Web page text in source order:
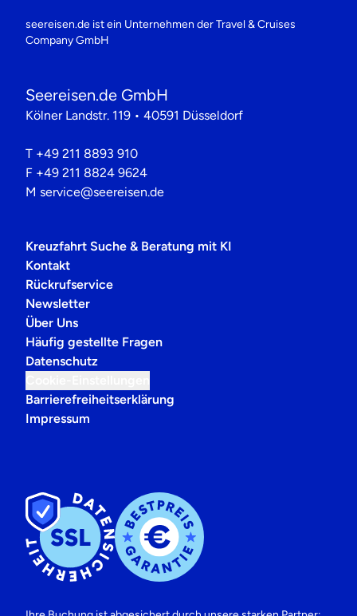
seereisen.de ist ein Unternehmen derTravel & Cruises
Company GmbH
Seereisen.de GmbH
Kölner Landstr. 119 • 40591 Düsseldorf
T +49 211 8893 910
F +49 211 8824 9624
M service@seereisen.de
Kreuzfahrt Suche & Beratung mit KI
Kontakt
Rückrufservice
Newsletter
Über Uns
Häufig gestellte Fragen
Datenschutz
Barrierefreiheitserklärung
Impressum